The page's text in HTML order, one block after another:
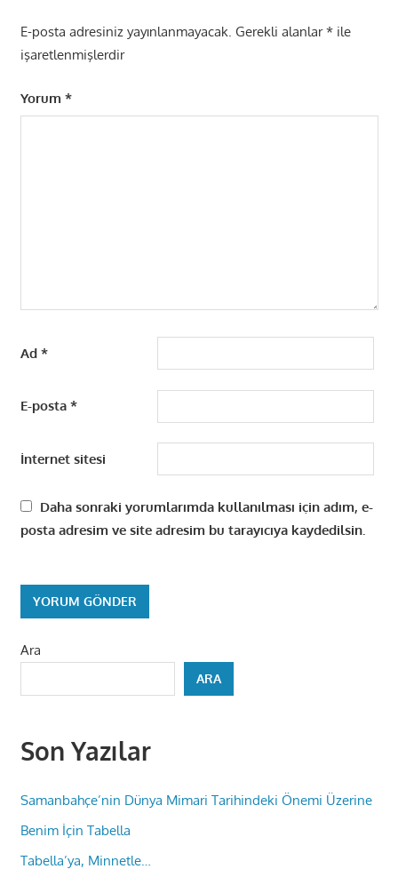
E-posta adresiniz yayınlanmayacak. Gerekli alanlar*ile
işaretlenmişlerdir
Yorum *
Ad *
E-posta *
İnternet sitesi
Daha sonraki yorumlarımda kullanılması için adım, e-
posta adresim ve site adresim bu tarayıcıya kaydedilsin.
Ara
ARA
Son Yazılar
Samanbahçe’nin Dünya Mimari Tarihindeki Önemi Üzerine
Benim İçin Tabella
Tabella’ya, Minnetle…